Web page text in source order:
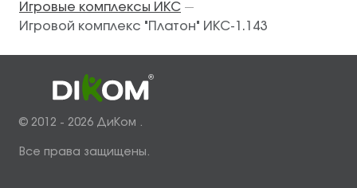
Игровые комплексы ИКС —
Игровой комплекс "Платон" ИКС-1.143
© 2012 - 2026 ДиКом .
Все права защищены.